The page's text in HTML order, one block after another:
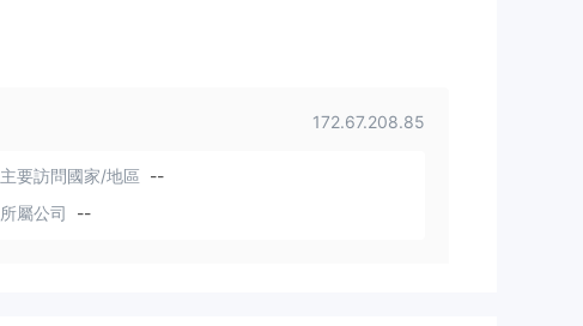
172.67.208.85
主要訪問國家/地區 --
所屬公司 --